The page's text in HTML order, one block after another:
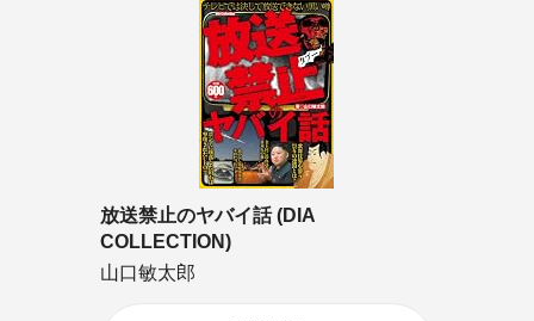
放送禁止のヤバイ話 (DIA
COLLECTION)
山口敏太郎